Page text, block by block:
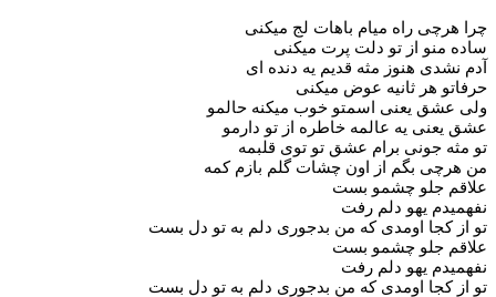
چرا هرچی راه میام باهات لج میکنی
ساده منو از تو دلت پرت میکنی
آدم نشدی هنوز مثه قدیم یه دنده ای
حرفاتو هر ثانیه عوض میکنی
ولی عشق یعنی اسمتو خوب میکنه حالمو
عشق یعنی یه عالمه خاطره از تو دارمو
تو مثه جونی برام عشق تو توی قلبمه
من هرچی بگم از اون چشات گلم بازم کمه
علاقم جلو چشمو بست
نفهمیدم یهو دلم رفت
تو از کجا اومدی که من بدجوری دلم به تو دل بست
علاقم جلو چشمو بست
نفهمیدم یهو دلم رفت
تو از کجا اومدی که من بدجوری دلم به تو دل بست